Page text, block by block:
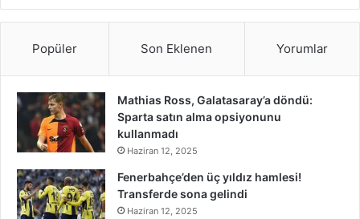
Popüler Son Eklenen Yorumlar
Mathias Ross, Galatasaray’a döndü:
Sparta satın alma opsiyonunu
kullanmadı
Haziran 12, 2025
Fenerbahçe’den üç yıldız hamlesi!
Transferde sona gelindi
Haziran 12, 2025